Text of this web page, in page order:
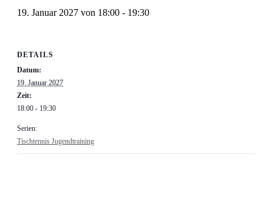
19. Januar 2027 von 18:00 - 19:30
DETAILS
Datum:
19. Januar 2027
Zeit:
18:00 - 19:30
Serien:
Tischtennis Jugendtraining